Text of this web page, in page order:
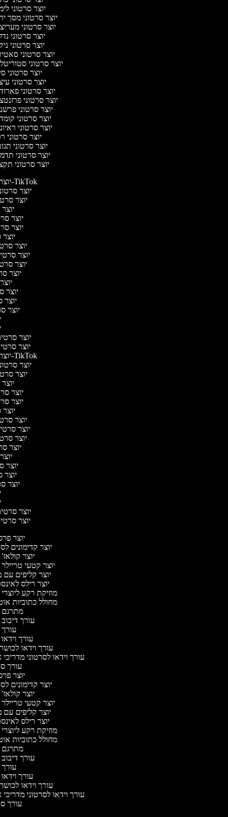
יוצר סרטוני
יוצר סרטוני מסך
יוצר סרטוני
יוצר סרטוני
יוצר סרטוני
יוצר סרטוני
יוצר סרטוני
יוצר סרטוני
יוצר סרטוני
יוצר סרטוני
יוצר סרטוני
יוצר סרטוני
יוצר סרטוני
יוצר סרטוני
יוצר סרטוני
יוצר סרטוני
יוצר סרטוני
יוצר סרטוני
יוצר סרטונים ל-TikTok
יוצר
יוצר
יוצר
יוצר
יוצר
יוצר סרטי
יוצר
יוצר
יוצר
יוצר
יוצר
יוצר
יוצר
יוצר סרטונים ל-TikTok
יוצר
יוצר
יוצר
יוצר
יוצר
יוצר סרטי
יוצר
יוצר
יוצר
יוצר
יוצר
יוצר
יוצר
יוצר
יוצר קדימונים
יוצר
יוצר קטעי
יוצר קליפים
יוצר רילס
מוזיקת רקע
מחולל כתוביות
מתרגם
עורך
עורך
עורך וידאו
עורך וידאו לסרטוני
עורך
יוצר
יוצר קדימונים
יוצר
יוצר קטעי
יוצר קליפים
יוצר רילס
מוזיקת רקע
מחולל כתוביות
מתרגם
עורך
עורך
עורך וידאו
עורך וידאו לסרטוני
עורך